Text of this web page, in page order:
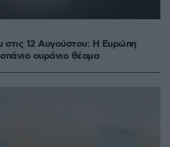
στις 12 Αυγούστου: Η Ευρώπη
ουράνιο θέαμα